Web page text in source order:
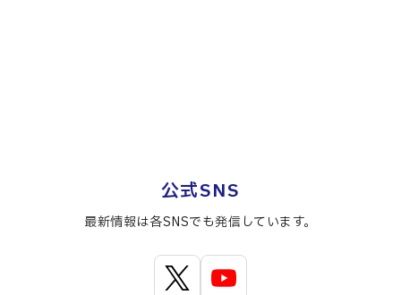
公式SNS
最新情報は各SNSでも発信しています。